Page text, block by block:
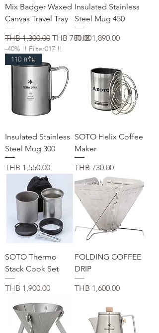
Mix Badger Waxed
Canvas Travel Tray
Regular Price
THB 1,300.00 Sale Price
THB 780.00
-40% !! Filter017 !!
Insulated Stainless
Steel Mug 450
Price
THB 1,890.00
110 กรัม
Insulated Stainless
Steel Mug 300
Price
THB 1,550.00
SOTO Helix Coffee
Maker
Price
THB 730.00
SOTO Thermo
Stack Cook Set
Price
THB 1,900.00
FOLDING COFFEE
DRIP
Price
THB 1,600.00